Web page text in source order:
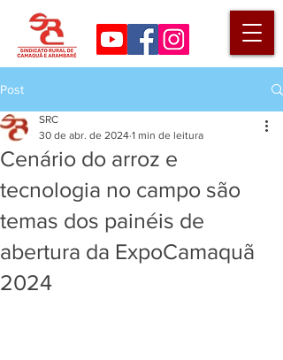
Post
Cenário do arroz e
tecnologia no campo são
temas dos painéis de
abertura da ExpoCamaquã
2024
SRC
30 de abr. de 2024 1 min de leitura